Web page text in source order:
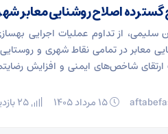
اصلاح روشنایی معابر
سلیمی، از تداوم عملیات اجرایی
معابر در تمامی نقاط شهری و
شاخص‌های ایمنی و افزایش